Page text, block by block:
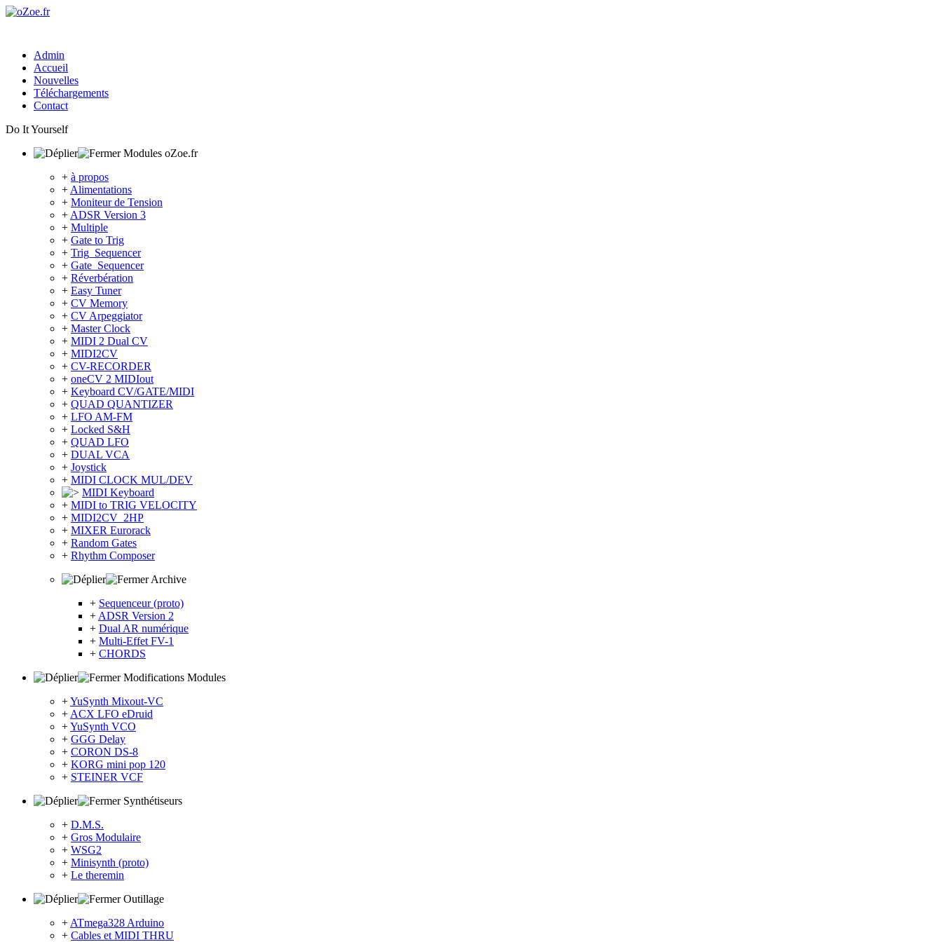
Admin
Accueil
Nouvelles
Téléchargements
Contact
Do It Yourself
Modules oZoe.fr
+ à propos
+ Alimentations
+ Moniteur de Tension
+ ADSR Version 3
+ Multiple
+ Gate to Trig
+ Trig_Sequencer
+ Gate_Sequencer
+ Réverbération
+ Easy Tuner
+ CV Memory
+ CV Arpeggiator
+ Master Clock
+ MIDI 2 Dual CV
+ MIDI2CV
+ CV-RECORDER
+ oneCV 2 MIDIout
+ Keyboard CV/GATE/MIDI
+ QUAD QUANTIZER
+ LFO AM-FM
+ Locked S&H
+ QUAD LFO
+ DUAL VCA
+ Joystick
+ MIDI CLOCK MUL/DEV
MIDI Keyboard
+ MIDI to TRIG VELOCITY
+ MIDI2CV_2HP
+ MIXER Eurorack
+ Random Gates
+ Rhythm Composer
Archive
+ Sequenceur (proto)
+ ADSR Version 2
+ Dual AR numérique
+ Multi-Effet FV-1
+ CHORDS
Modifications Modules
+YuSynth Mixout-VC
+ ACX LFO eDruid
+YuSynth VCO
+ GGG Delay
+ CORON DS-8
+ KORG mini pop 120
+ STEINER VCF
Synthétiseurs
+ D.M.S.
+ Gros Modulaire
+ WSG2
+ Minisynth (proto)
+ Le theremin
Outillage
+ ATmega328 Arduino
+ Cables et MIDI THRU